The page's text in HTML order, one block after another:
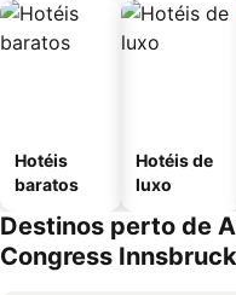
Hotéis
baratos
Hotéis de
luxo
Destinos perto de
Congress Innsbruck